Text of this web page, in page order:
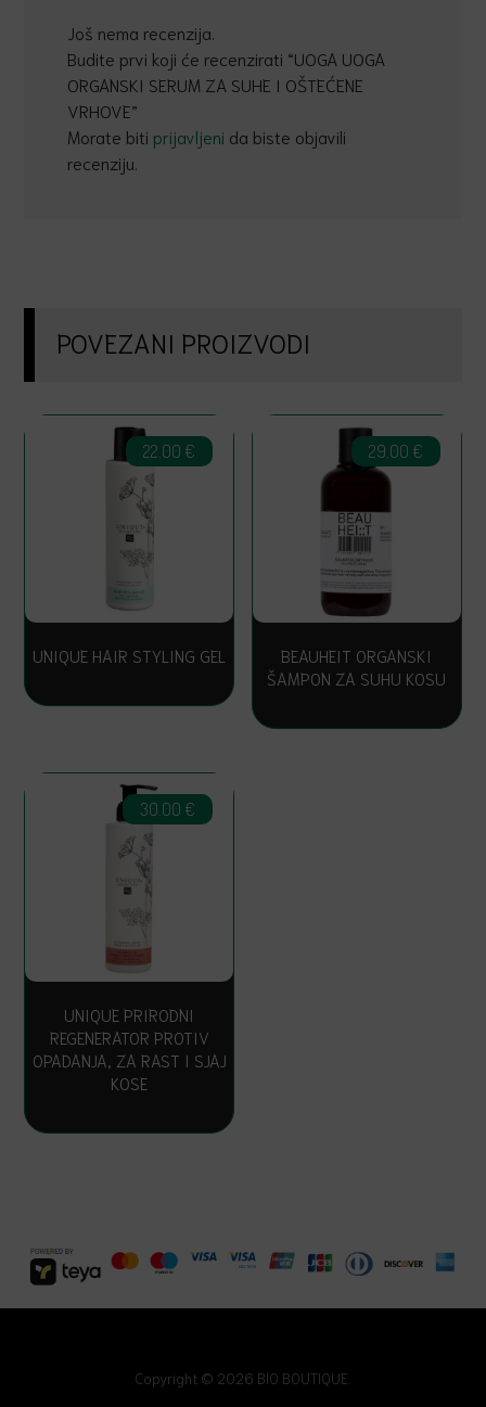
Još nema recenzija.
Budite prvi koji će recenzirati “UOGA UOGA
ORGANSKI SERUM ZA SUHE I OŠTEĆENE
VRHOVE”
Morate biti prijavljeni da biste objavili
recenziju.
POVEZANI PROIZVODI
UNIQUE HAIR STYLING GEL
22.00 €
BEAUHEIT ORGANSKI
ŠAMPON ZA SUHU KOSU
29.00 €
UNIQUE PRIRODNI
REGENERATOR PROTIV
OPADANJA, ZA RAST I SJAJ
KOSE
30.00 €
Copyright © 2026 BIO BOUTIQUE.